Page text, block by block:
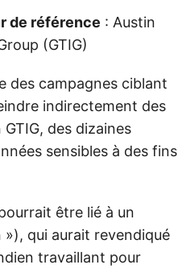
de référence : Austin
(GTIG)
des campagnes ciblant
indirectement des
des dizaines
sensibles à des fins
être lié à un
»), qui aurait revendiqué
travaillant pour